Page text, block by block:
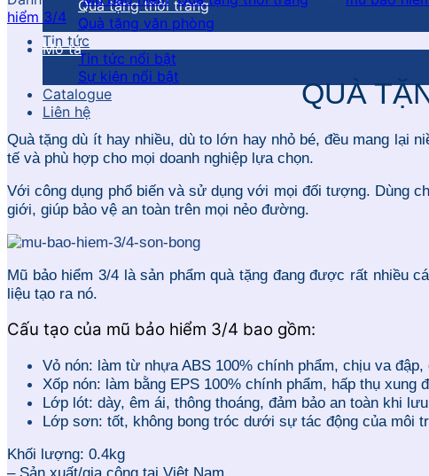
Quà tặng thời trang
Quà tặng văn phòng
Tin tức
Tin tức nổi bật
Sự kiện nổi bật
Catalogue
Liên hệ
hiểm 3/4
Mô tả
QUÀ
Quà tặng dù ít hay nhiều, dù to lớn hay nhỏ bé, đều mang lại
tế và phù hợp cho mọi doanh nghiệp lựa chọn.
Với công dụng phổ biến và sử dụng với mọi đối tượng. Dùng
giới, giúp bảo vệ an toàn trên mọi nẻo đường.
Mũ bảo hiểm 3/4 là sản phẩm quà tặng đang được rất nhiều
liệu tạo ra nó.
Cấu tạo của mũ bảo hiểm 3/4 bao gồm:
Vỏ nón: làm từ nhựa ABS 100% chính phẩm, chịu va đập,
Xốp nón: làm bằng EPS 100% chính phẩm, hấp thụ xung
Lớp lót: dày, êm ái, thông thoáng, đảm bảo an toàn khi
Lớp sơn: tốt, không bong tróc dưới sự tác động của môi
Khối lượng: 0.4kg